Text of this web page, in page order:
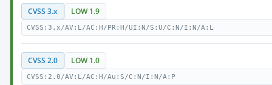
CVSS 3.x LOW 1.9
CVSS:3.x/AV:L/AC:H/PR:H/UI:N/S:U/C:N/I:N/A:L
CVSS 2.0 LOW 1.0
CVSS:2.0/AV:L/AC:H/Au:S/C:N/I:N/A:P